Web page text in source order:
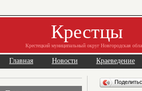
Крестцы
Крестецкий муниципальный округ Новгородская
Главная Новости Краеведение